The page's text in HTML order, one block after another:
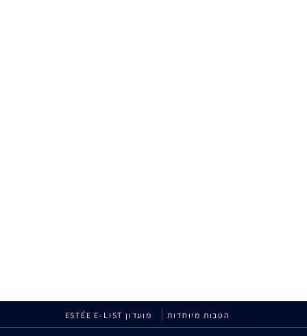
הטבות מיוחדות מועדון ESTÉE E-LIST